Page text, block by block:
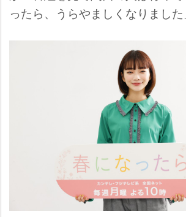
ったら、うらやましくなりました